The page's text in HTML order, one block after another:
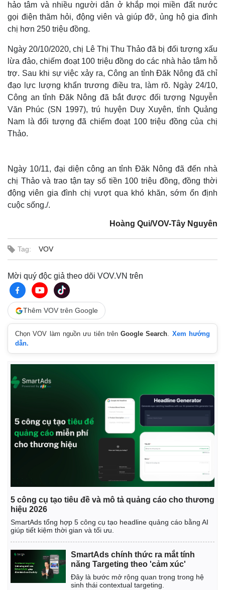
Thế giới
Quan sát
Cuộc sống đó đây
Hồ sơ
Infographic
hảo tâm và nhiều người dân ở khắp mọi miền đất nước
gọi điện thăm hỏi, động viên và giúp đỡ, ủng hộ gia đình
chị hơn 250 triệu đồng.
Ngày 20/10/2020, chị Lê Thị Thu Thảo đã bị đối tượng xấu
lừa đảo, chiếm đoạt 100 triệu đồng do các nhà hảo tâm hỗ
trợ. Sau khi sự việc xảy ra, Công an tỉnh Đăk Nông đã chỉ
đạo lực lượng khẩn trương điều tra, làm rõ. Ngày 24/10,
Công an tỉnh Đăk Nông đã bắt được đối tượng Nguyễn
Văn Phúc (SN 1997), trú huyện Duy Xuyên, tỉnh Quảng
Nam là đối tượng đã chiếm đoạt 100 triệu đồng của chị
Thảo.
Ngày 10/11, đại diện công an tỉnh Đăk Nông đã đến nhà
chị Thảo và trao tận tay số tiền 100 triệu đồng, đồng thời
động viên gia đình chị vượt qua khó khăn, sớm ổn định
cuộc sống./.
Hoàng Qui/VOV-Tây Nguyên
Tag: VOV
Mời quý độc giả theo dõi VOV.VN trên
Thêm VOV trên Google
Chọn VOV làm nguồn ưu tiên trênGoogle Search. Xem hướng
dẫn.
5 công cụ tạo tiêu đề và mô tả quảng cáo cho thương
hiệu 2026
SmartAds tổng hợp 5 công cụ tạo headline quảng cáo bằng AI
giúp tiết kiệm thời gian và tối ưu.
SmartAds chính thức ra mắt tính
năng Targeting theo 'cảm xúc'
Đây là bước mở rộng quan trọng trong hệ
sinh thái contextual targeting.